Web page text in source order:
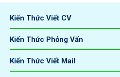
Kiến Thức Viết CV
Kiến Thức Phỏng Vấn
Kiến Thức Viết Mail